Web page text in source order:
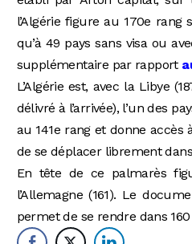
l’Algérie figure au 170e
qu’à 49 pays sans visa ou
supplémentaire par rapport
L’Algérie est, avec la Libye
délivré à l’arrivée), l’un des
au 141e rang et donne
de se déplacer librement
En tête de ce palmarès
l’Allemagne (161). Le
permet de se rendre dans 160